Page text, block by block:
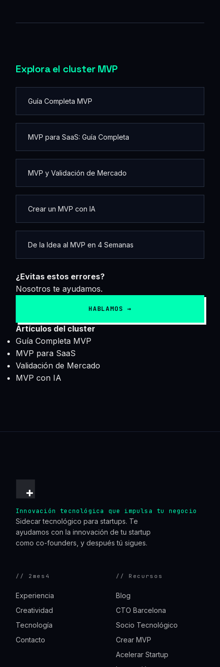
Explora el cluster MVP
Guía Completa MVP
MVP para SaaS: Guía Completa
MVP y Validación de Mercado
Crear un MVP con IA
De la Idea al MVP en 4 Semanas
¿Evitas estos errores?
Nosotros te ayudamos.
HABLAMOS →
Artículos del cluster
Guía Completa MVP
MVP para SaaS
Validación de Mercado
MVP con IA
Innovación tecnológica que impulsa tu negocio
Sidecar tecnológico para startups. Te
ayudamos con la innovación de tu startup
como co-founders, y después tú sigues.
// 2mes4
Experiencia
Creatividad
Tecnología
Contacto
// Recursos
Blog
CTO Barcelona
Socio Tecnológico
Crear MVP
Acelerar Startup